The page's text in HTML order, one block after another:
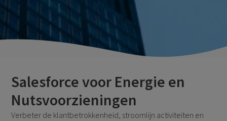
Salesforce voor Energie en
Nutsvoorzieningen
Verbeter de klantbetrokkenheid, stroomlijn activiteiten en